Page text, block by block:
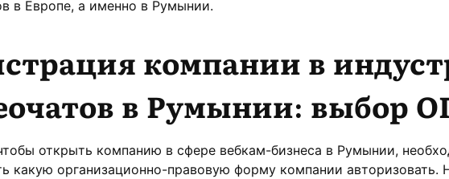
в Европе, а именно в Румынии.
компании в
в Румынии: выбор
открыть компанию в сфере вебкам-бизнеса в Румынии,
какую организационно-правовую форму компании авторизовать.